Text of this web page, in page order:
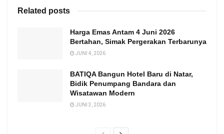
Related posts
Harga Emas Antam 4 Juni 2026
Bertahan, Simak Pergerakan Terbarunya
JUNI 4, 2026
BATIQA Bangun Hotel Baru di Natar,
Bidik Penumpang Bandara dan
Wisatawan Modern
JUNI 3, 2026